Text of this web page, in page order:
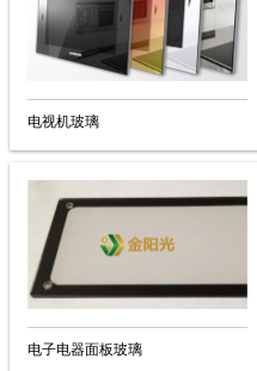
电视机玻璃
电子电器面板玻璃